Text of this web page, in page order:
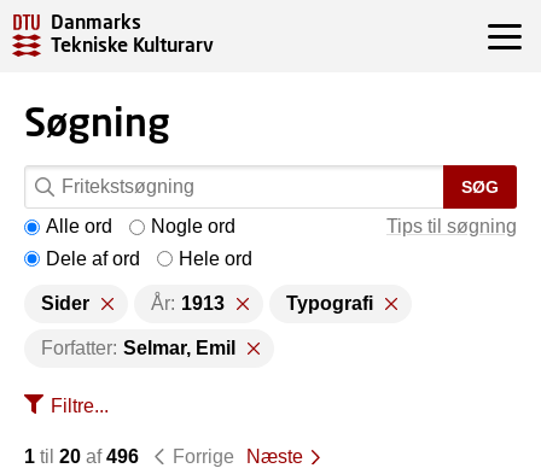
Danmarks
Tekniske Kulturarv
Søgning
SØG
Tips til søgning
Alle ord
Nogle ord
Dele af ord
Hele ord
Sider År: 1913 Typografi
Forfatter: Selmar, Emil
Filtre...
1 til 20 af496 Forrige Næste